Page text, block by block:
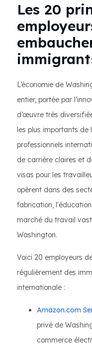
Les 20
L’économie de
entier, portée par
d’œuvre très
les plus importants
professionnels
de carrière claires et
visas pour les
opèrent dans des
fabrication,
marché du travail
Washington.
Voici 20 employeurs
régulièrement des
internationale :
Amazon.com
privé de
commerce